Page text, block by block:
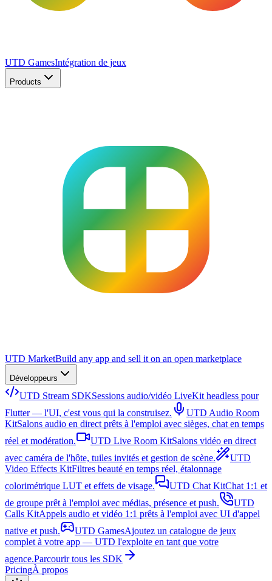
UTD GamesIntégration de jeux
Products
UTD MarketBuild any app and sell it on an open marketplace
Développeurs
UTD Stream SDKSessions audio/vidéo LiveKit headless pour
Flutter — l'UI, c'est vous qui la construisez.
UTD Audio Room
KitSalons audio en direct prêts à l'emploi avec sièges, chat en temps
réel et modération.
UTD Live Room KitSalons vidéo en direct
avec caméra de l'hôte, tuiles invités et gestion de scène.
UTD
Video Effects KitFiltres beauté en temps réel, étalonnage
colorimétrique LUT et effets de visage.
UTD Chat KitChat 1:1 et
de groupe prêt à l'emploi avec médias, présence et push.
UTD
Calls KitAppels audio et vidéo 1:1 prêts à l'emploi avec UI d'appel
native et push.
UTD GamesAjoutez un catalogue de jeux
complet à votre app — UTD l'exploite en tant que votre
agence.Parcourir tous les SDK
PricingÀ propos